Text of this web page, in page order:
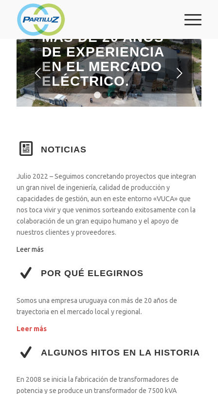
TRANSFORMACIÓN
DE ENERGÍA
MAS DE 20 AÑOS
DE EXPERIENCIA
EN EL MERCADO
ELÉCTRICO.
Next
1 2 3
NOTICIAS
Julio 2022 – Seguimos concretando proyectos que integran
un gran nivel de ingeniería, calidad de producción y
capacidades de gestión, aun en este entorno «VUCA» que
nos toca vivir y que venimos sorteando exitosamente con la
colaboración de un gran equipo humano y el apoyo de
nuestros clientes y proveedores.
Leer más
POR QUÉ ELEGIRNOS
Somos una empresa uruguaya con más de 20 años de
trayectoria en el mercado local y regional.
Leer más
ALGUNOS HITOS EN LA HISTORIA
En 2008 se inicia la fabricación de transformadores de
potencia y se produce un transformador de 7500 kVA